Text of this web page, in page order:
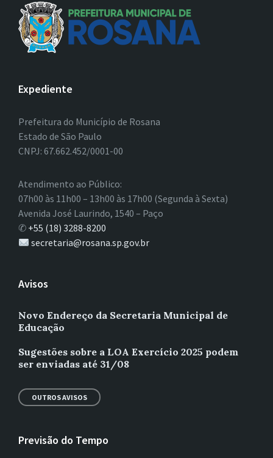
Expediente
Prefeitura do Município de Rosana
Estado de São Paulo
CNPJ: 67.662.452/0001-00
Atendimento ao Público:
07h00 às 11h00 – 13h00 às 17h00 (Segunda à Sexta)
Avenida José Laurindo, 1540 – Paço
✆ +55 (18) 3288-8200
secretaria@rosana.sp.gov.br
Avisos
Novo Endereço da Secretaria Municipal de
Educação
Sugestões sobre a LOA Exercício 2025 podem
ser enviadas até 31/08
OUTROS AVISOS
Previsão do Tempo